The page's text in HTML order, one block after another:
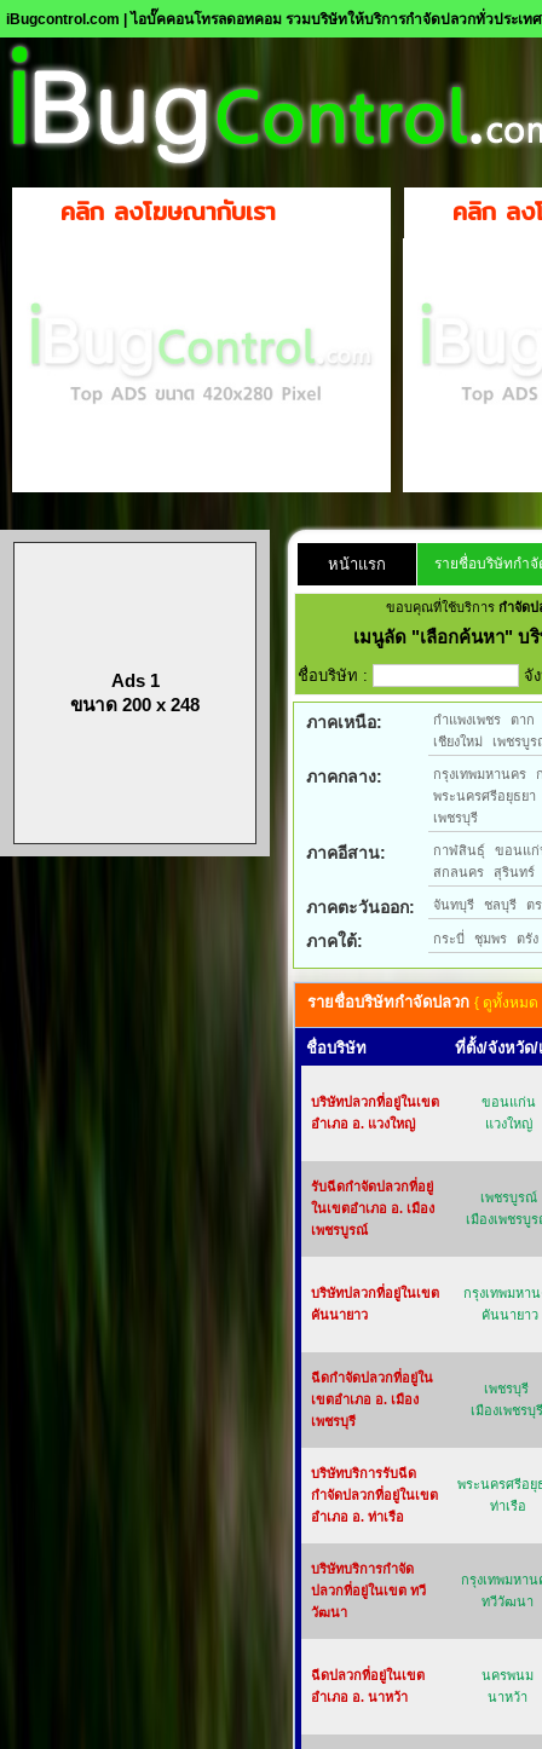
iBugcontrol.com | ไอบั๊คคอนโทรลดอทคอม รวมบริษัทให้บริการกำจัดปลวกทั่วประเท
คลิก ลงโฆษณากับเรา คลิก ลง
Ads 1
ขนาด 200 x 248
หน้าแรก รายชื่อบริษัทกำ
ขอบคุณที่ใช้บริการ กำจัดป
เมนูลัด "เลือกค้นหา" บ
ชื่อบริษัท : จั
ภาคเหนือ: กำแพงเพชร
ตาก
เชียงใหม่
เพชรบู
ภาคกลาง: กรุงเทพมหานคร
พระนครศรีอยุธยา
เพชรบุรี
ภาคอีสาน: กาฬสินธุ์
ขอนแ
สกลนคร
สุรินทร์
ภาคตะวันออก: จันทบุรี ชลบุรี ต
ภาคใต้: กระบี่ ชุมพร ตรัง
รายชื่อบริษัทกำจัดปลวก { ดูทั้งหมด
ชื่อบริษัท ที่ตั้ง/จังหวัด/
บริษัทปลวกที่อยู่ในเขต
อำเภอ อ. แวงใหญ่
ขอนแก่น
แวงใหญ่
รับฉีดกำจัดปลวกที่อยู่
ในเขตอำเภอ อ. เมือง
เพชรบูรณ์
เพชรบูรณ์
เมืองเพชรบู
บริษัทปลวกที่อยู่ในเขต
คันนายาว
กรุงเทพมหา
คันนายาว
ฉีดกำจัดปลวกที่อยู่ใน
เขตอำเภอ อ. เมือง
เพชรบุรี
เพชรบุรี
เมืองเพชรบุรี
บริษัทบริการรับฉีด
กำจัดปลวกที่อยู่ในเขต
อำเภอ อ. ท่าเรือ
พระนครศรีอยุ
ท่าเรือ
บริษัทบริการกำจัด
ปลวกที่อยู่ในเขต ทวี
วัฒนา
กรุงเทพมหาน
ทวีวัฒนา
ฉีดปลวกที่อยู่ในเขต
อำเภอ อ. นาหว้า
นครพนม
นาหว้า